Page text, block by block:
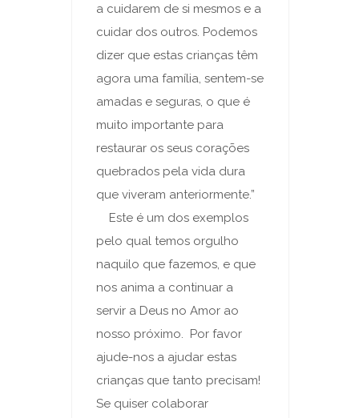
a cuidarem de si mesmos e a
cuidar dos outros. Podemos
dizer que estas crianças têm
agora uma família, sentem-se
amadas e seguras, o que é
muito importante para
restaurar os seus corações
quebrados pela vida dura
que viveram anteriormente.”
Este é um dos exemplos
pelo qual temos orgulho
naquilo que fazemos, e que
nos anima a continuar a
servir a Deus no Amor ao
nosso próximo. Por favor
ajude-nos a ajudar estas
crianças que tanto precisam!
Se quiser colaborar